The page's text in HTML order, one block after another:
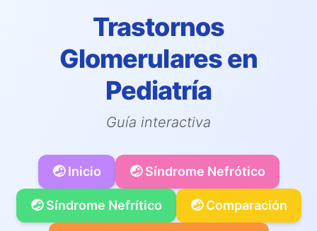
Trastornos
Glomerulares en
Pediatría
Guía interactiva
🤕 Inicio 🤕 Síndrome Nefrótico
🤕 Síndrome Nefrítico 🤕 Comparación